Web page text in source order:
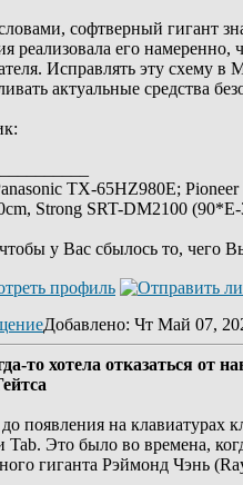
софтверный гигант
реализовала его намеренно,
Исправлять эту схему
актуальные средства
TX-65HZ980E;
Strong SRT-DM2100
у Вас сбылось то, чего
Добавлено: Чт Май 07,
то хотела отказаться от
до появления на
Tab. Это было во времена,
гиганта Рэймонд Чэнь